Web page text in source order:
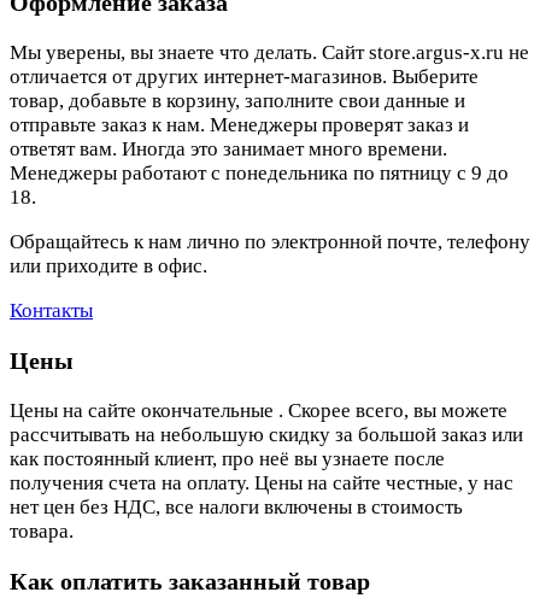
Мы уверены, вы знаете что делать. Сайт store.argus-x.ru не
отличается от других интернет-магазинов. Выберите
товар, добавьте в корзину, заполните свои данные и
отправьте заказ к нам. Менеджеры проверят заказ и
ответят вам. Иногда это занимает много времени.
Менеджеры работают с понедельника по пятницу с 9 до
18.
Обращайтесь к нам лично по электронной почте, телефону
или приходите в офис.
Контакты
Цены
Цены на сайте окончательные . Скорее всего, вы можете
рассчитывать на небольшую скидку за большой заказ или
как постоянный клиент, про неё вы узнаете после
получения счета на оплату. Цены на сайте честные, у нас
нет цен без НДС, все налоги включены в стоимость
товара.
Как оплатить заказанный товар